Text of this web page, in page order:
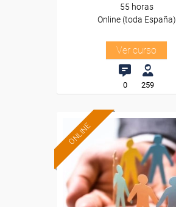
55 horas
Online (toda España)
Ver curso
0 259
ONLINE
Formación 100%
subvencionada.
Para desempleados,
trabajadores y autónomos.